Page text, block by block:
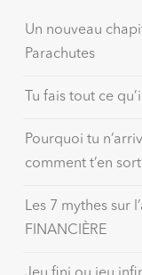
Un nouveau
Parachutes
Tu fais tout ce
Pourquoi tu
comment t’en
Les 7 mythes sur
FINANCIÈRE